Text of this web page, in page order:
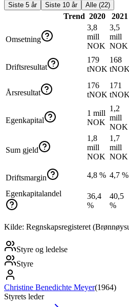
Siste 5 år
Siste 10 år Alle (22)
Trend 2020 2021
Omsetning
3,8
mill
NOK
3,5
mill
NOK
Driftsresultat
179
tNOK
168
tNOK
Årsresultat
176
tNOK
171
tNOK
Egenkapital
1 mill
NOK
1,2
mill
NOK
Sum gjeld
1,8
mill
NOK
1,7
mill
NOK
Driftsmargin 4,8 % 4,7 %
Egenkapitalandel
36,4
%
40,5
%
Kilde: Regnskapsregisteret
Styre og ledelse
Styre
Christine Benedichte Meyer(1964)
Styrets leder